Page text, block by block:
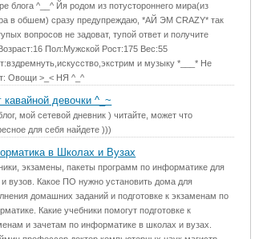
блога ^__^ Йя родом из потустороннего мира(из
в обшем) сразу предупреждаю, *АЙ ЭМ CRAZY* так
вопросов не задоват, тупой ответ и получите
Пол:Мужской Рост:175 Вес:55
и музыку *___* Не
Овощи >_< НЯ ^_^
кавайной девочки ^_~
мой сетевой дневник ) читайте, может что
для себя найдете )))
в Школах и Вузах
экзамены, пакеты программ по информатике для
вузов. Какое ПО нужно установить дома для
домашних заданий и подготовке к экзаменам по
Какие учебники помогут подготовке к
и зачетам по информатике в школах и вузах.